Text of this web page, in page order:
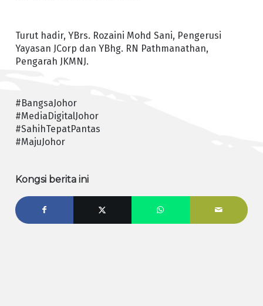
Turut hadir, YBrs. Rozaini Mohd Sani, Pengerusi
Yayasan JCorp dan YBhg. RN Pathmanathan,
Pengarah JKMNJ.
#BangsaJohor
#MediaDigitalJohor
#SahihTepatPantas
#MajuJohor
Kongsi berita ini